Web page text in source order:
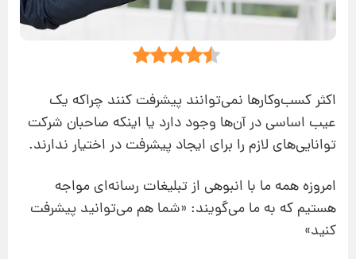
اکثر کسب‌وکارها نمی‌توانند پیشرفت کنند چراکه یک
عیب اساسی در آن‌ها وجود دارد یا اینکه صاحبان شرکت‌
توانایی‌های لازم را برای ایجاد پیشرفت در اختیار ندارند.
امروزه همه ما با انبوهی از تبلیغات رسانه‌ای مواجه
هستیم که به ما می‌گویند: «شما هم می‌توانید پیشرفت
کنید»